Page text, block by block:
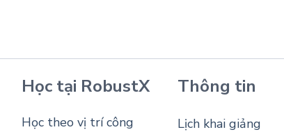
Học tại RobustX
Học theo vị trí công
Thông tin
Lịch khai giảng